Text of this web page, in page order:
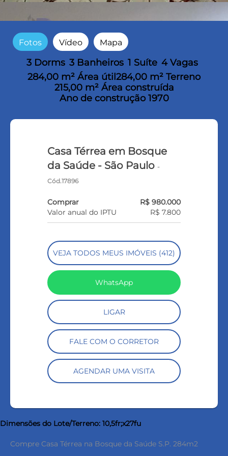
Fotos Vídeo Mapa
3 Dorms 3 Banheiros 1 Suíte 4 Vagas
284,00 m² Área útil 284,00 m² Terreno
215,00 m² Área construída
Ano de construção 1970
Casa Térrea em Bosque
da Saúde - São Paulo-
Cód.17896
Comprar
R$ 980.000
Valor anual do IPTU
R$ 7.800
VEJA TODOS MEUS IMÓVEIS (412)
WhatsApp
LIGAR
FALE COM O CORRETOR
AGENDAR UMA VISITA
Dimensões do Lote/Terreno: 10,5fr;x27fu
Compre Casa Térrea na Bosque da Saúde S.P. 284m2